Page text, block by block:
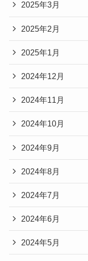
2025年3月
2025年2月
2025年1月
2024年12月
2024年11月
2024年10月
2024年9月
2024年8月
2024年7月
2024年6月
2024年5月